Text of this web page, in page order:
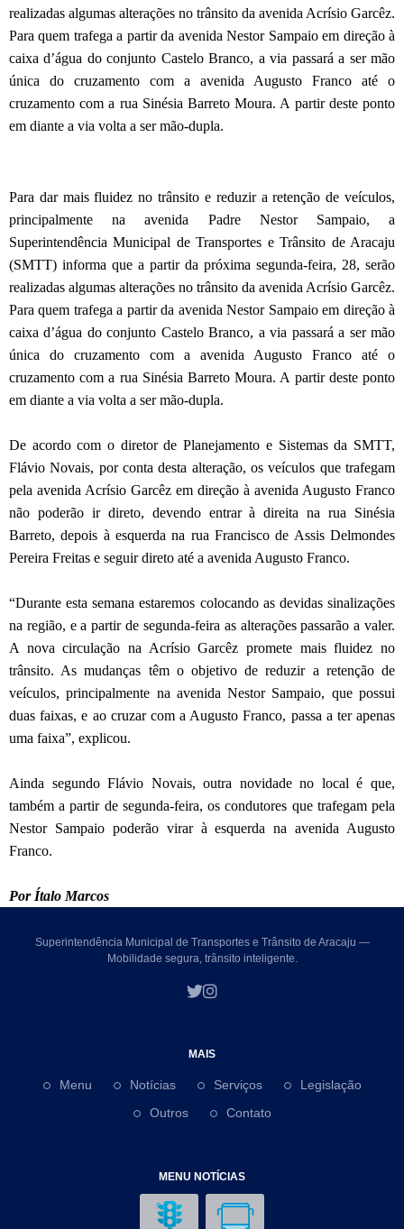
realizadas algumas alterações no trânsito da avenida Acrísio Garcêz.
Para quem trafega a partir da avenida Nestor Sampaio em direção à
caixa d’água do conjunto Castelo Branco, a via passará a ser mão
única do cruzamento com a avenida Augusto Franco até o
cruzamento com a rua Sinésia Barreto Moura. A partir deste ponto
em diante a via volta a ser mão-dupla.
Para dar mais fluidez no trânsito e reduzir a retenção de veículos,
principalmente na avenida Padre Nestor Sampaio, a
Superintendência Municipal de Transportes e Trânsito de Aracaju
(SMTT) informa que a partir da próxima segunda-feira, 28, serão
realizadas algumas alterações no trânsito da avenida Acrísio Garcêz.
Para quem trafega a partir da avenida Nestor Sampaio em direção à
caixa d’água do conjunto Castelo Branco, a via passará a ser mão
única do cruzamento com a avenida Augusto Franco até o
cruzamento com a rua Sinésia Barreto Moura. A partir deste ponto
em diante a via volta a ser mão-dupla.
De acordo com o diretor de Planejamento e Sistemas da SMTT,
Flávio Novais, por conta desta alteração, os veículos que trafegam
pela avenida Acrísio Garcêz em direção à avenida Augusto Franco
não poderão ir direto, devendo entrar à direita na rua Sinésia
Barreto, depois à esquerda na rua Francisco de Assis Delmondes
Pereira Freitas e seguir direto até a avenida Augusto Franco.
“Durante esta semana estaremos colocando as devidas sinalizações
na região, e a partir de segunda-feira as alterações passarão a valer.
A nova circulação na Acrísio Garcêz promete mais fluidez no
trânsito. As mudanças têm o objetivo de reduzir a retenção de
veículos, principalmente na avenida Nestor Sampaio, que possui
duas faixas, e ao cruzar com a Augusto Franco, passa a ter apenas
uma faixa”, explicou.
Ainda segundo Flávio Novais, outra novidade no local é que,
também a partir de segunda-feira, os condutores que trafegam pela
Nestor Sampaio poderão virar à esquerda na avenida Augusto
Franco.
Por Ítalo Marcos
Superintendência Municipal de Transportes e Trânsito de Aracaju —
Mobilidade segura, trânsito inteligente.
MAIS
Menu Notícias Serviços
Legislação
Outros
Contato
MENU NOTÍCIAS